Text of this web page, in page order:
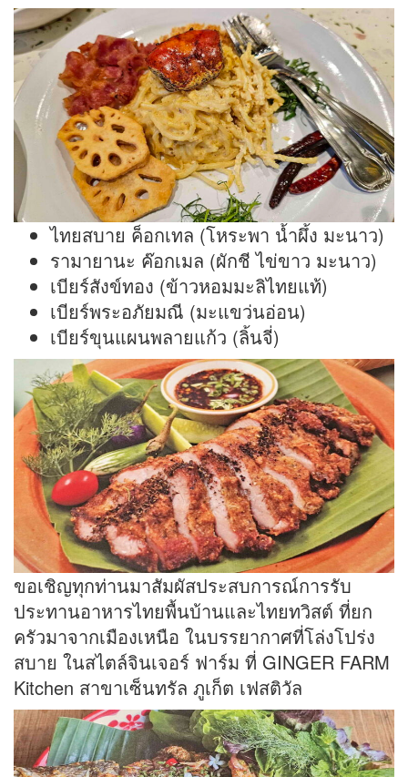
ไทยสบาย ค็อกเทล (โหระพา น้ำผึ้ง มะนาว)
รามายานะ ค๊อกเมล (ผักชี ไข่ขาว มะนาว)
เบียร์สังข์ทอง (ข้าวหอมมะลิไทยแท้)
เบียร์พระอภัยมณี (มะแขว่นอ่อน)
เบียร์ขุนแผนพลายแก้ว (ลิ้นจี่)
ขอเชิญทุกท่านมาสัมผัสประสบการณ์การรับ
ประทานอาหารไทยพื้นบ้านและไทยทวิสต์ ที่ยก
ครัวมาจากเมืองเหนือ ในบรรยากาศที่โล่งโปร่ง
สบาย ในสไตล์จินเจอร์ ฟาร์ม ที่ GINGER FARM
Kitchen สาขาเซ็นทรัล ภูเก็ต เฟสติวัล